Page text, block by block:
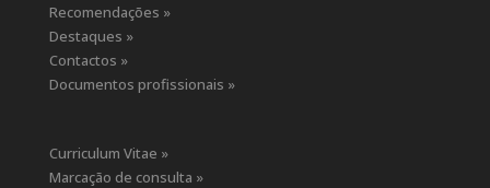
Recomendações »
Destaques »
Contactos »
Documentos profissionais »
Curriculum Vitae »
Marcação de consulta »